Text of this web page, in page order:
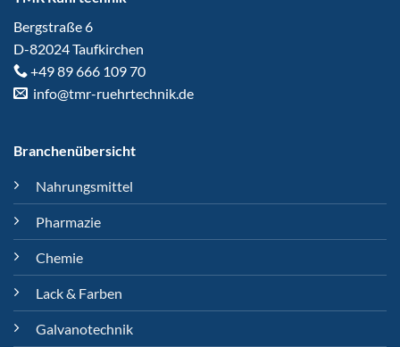
Bergstraße 6
D-82024 Taufkirchen
+49 89 666 109 70
info@tmr-ruehrtechnik.de
Branchenübersicht
Nahrungsmittel
Pharmazie
Chemie
Lack & Farben
Galvanotechnik